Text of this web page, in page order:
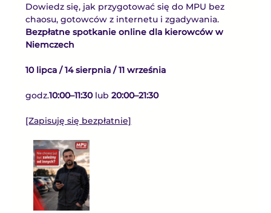
Dowiedz się, jak przygotować się do MPU bez
chaosu, gotowców z internetu i zgadywania.
Bezpłatne spotkanie online dla kierowców w
Niemczech
10 lipca / 14 sierpnia / 11 września
godz.10:00–11:30 lub 20:00–21:30
[Zapisuję się bezpłatnie]